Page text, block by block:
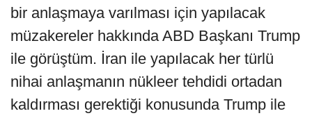
bir anlaşmaya varılması için yapılacak
müzakereler hakkında ABD Başkanı Trump
ile görüştüm. İran ile yapılacak her türlü
nihai anlaşmanın nükleer tehdidi ortadan
kaldırması gerektiği konusunda Trump ile